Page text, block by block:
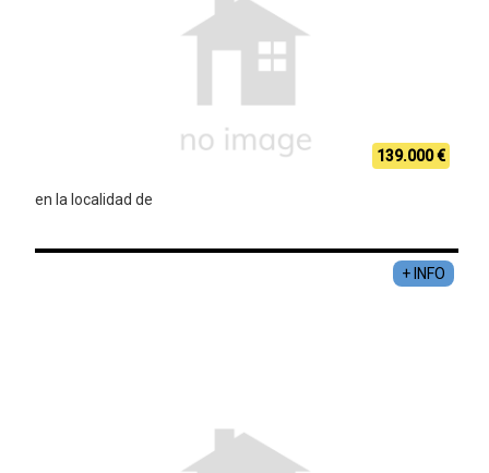
139.000 €
en la localidad de
+ INFO